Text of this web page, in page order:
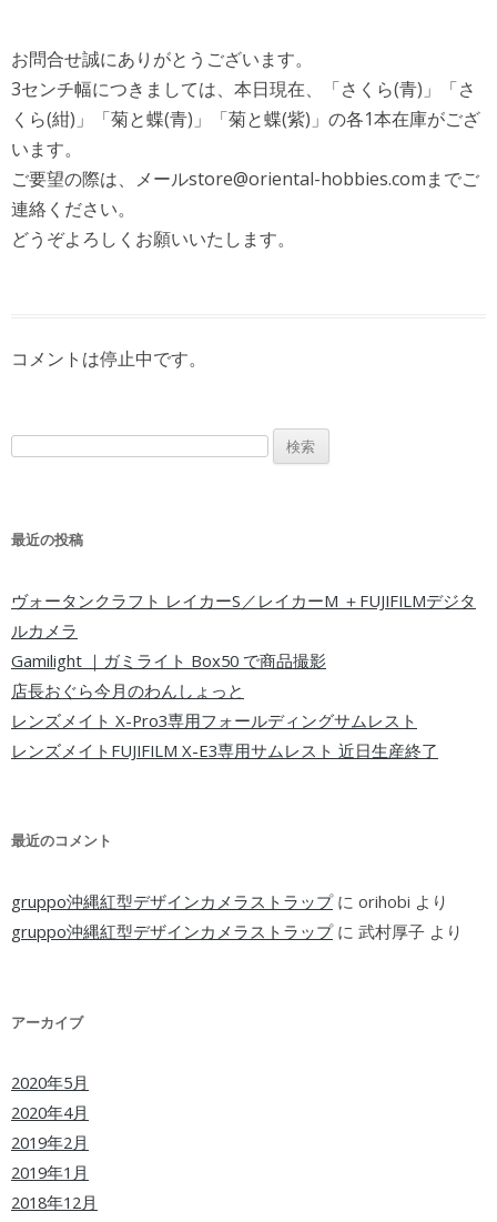
お問合せ誠にありがとうございます。
3センチ幅につきましては、本日現在、「さくら(青)」「さ
くら(紺)」「菊と蝶(青)」「菊と蝶(紫)」の各1本在庫がござ
います。
ご要望の際は、メールstore@oriental-hobbies.comまでご
連絡ください。
どうぞよろしくお願いいたします。
コメントは停止中です。
検索:
最近の投稿
ヴォータンクラフト レイカーS／レイカーM ＋FUJIFILMデジタ
ルカメラ
Gamilight ｜ガミライト Box50 で商品撮影
店長おぐら今月のわんしょっと
レンズメイト X-Pro3専用フォールディングサムレスト
レンズメイトFUJIFILM X-E3専用サムレスト 近日生産終了
最近のコメント
gruppo沖縄紅型デザインカメラストラップに orihobi より
gruppo沖縄紅型デザインカメラストラップに 武村厚子 より
アーカイブ
2020年5月
2020年4月
2019年2月
2019年1月
2018年12月